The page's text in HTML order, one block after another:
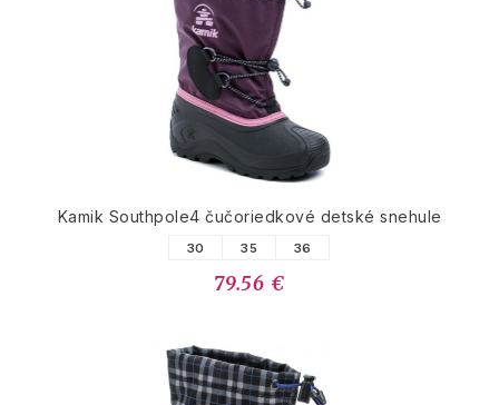
Kamik Southpole4 čučoriedkové detské snehule
30 35 36
79.56 €